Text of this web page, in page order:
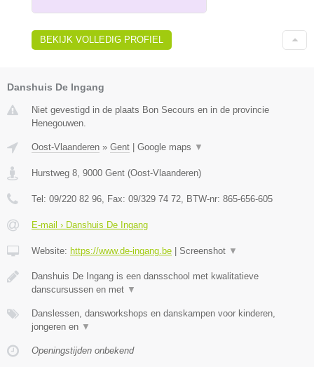
BEKIJK VOLLEDIG PROFIEL
Danshuis De Ingang
Niet gevestigd in de plaats Bon Secours en in de provincie
Henegouwen.
Oost-Vlaanderen » Gent Google maps ▼
Hurstweg 8 9000 Gent (Oost-Vlaanderen)
Tel: 09/220 82 96 , Fax: 09/329 74 72 , BTW-nr: 865-656-605
E-mail › Danshuis De Ingang
Website: https://www.de-ingang.be Screenshot ▼
Danshuis De Ingang is een dansschool met kwalitatieve
danscursussen en met ▼
Danslessen, dansworkshops en danskampen voor kinderen,
jongeren en ▼
Openingstijden onbekend